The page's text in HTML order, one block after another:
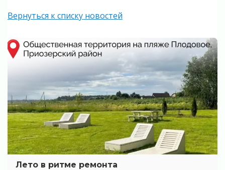
Вернуться к списку новостей
Лето в ритме ремонта